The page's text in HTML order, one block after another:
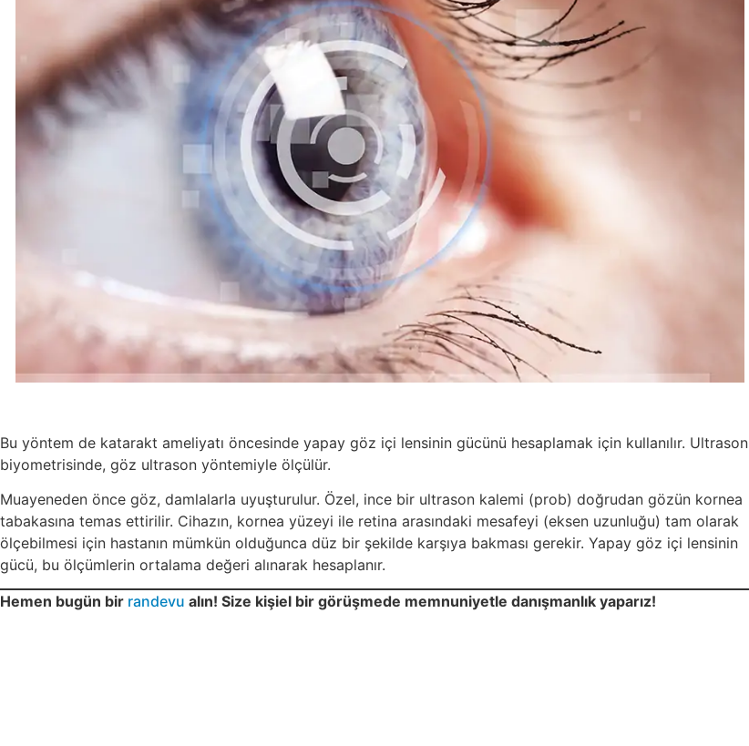
Bu yöntem de katarakt ameliyatı öncesinde yapay göz içi lensinin gücünü hesaplamak için kullanılır. Ultrason
biyometrisinde, göz ultrason yöntemiyle ölçülür.
Muayeneden önce göz, damlalarla uyuşturulur. Özel, ince bir ultrason kalemi (prob) doğrudan gözün kornea
tabakasına temas ettirilir. Cihazın, kornea yüzeyi ile retina arasındaki mesafeyi (eksen uzunluğu) tam olarak
ölçebilmesi için hastanın mümkün olduğunca düz bir şekilde karşıya bakması gerekir. Yapay göz içi lensinin
gücü, bu ölçümlerin ortalama değeri alınarak hesaplanır.
Hemen bugün bir randevu alın! Size kişiel bir görüşmede memnuniyetle danışmanlık yaparız!